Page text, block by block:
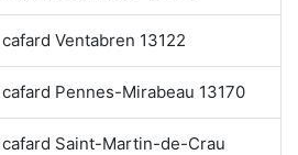
Ventabren 13122
Pennes-Mirabeau 13170
Saint-Martin-de-Crau